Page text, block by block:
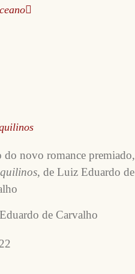
do novo romance premiado,
, de Luiz Eduardo de
de Carvalho